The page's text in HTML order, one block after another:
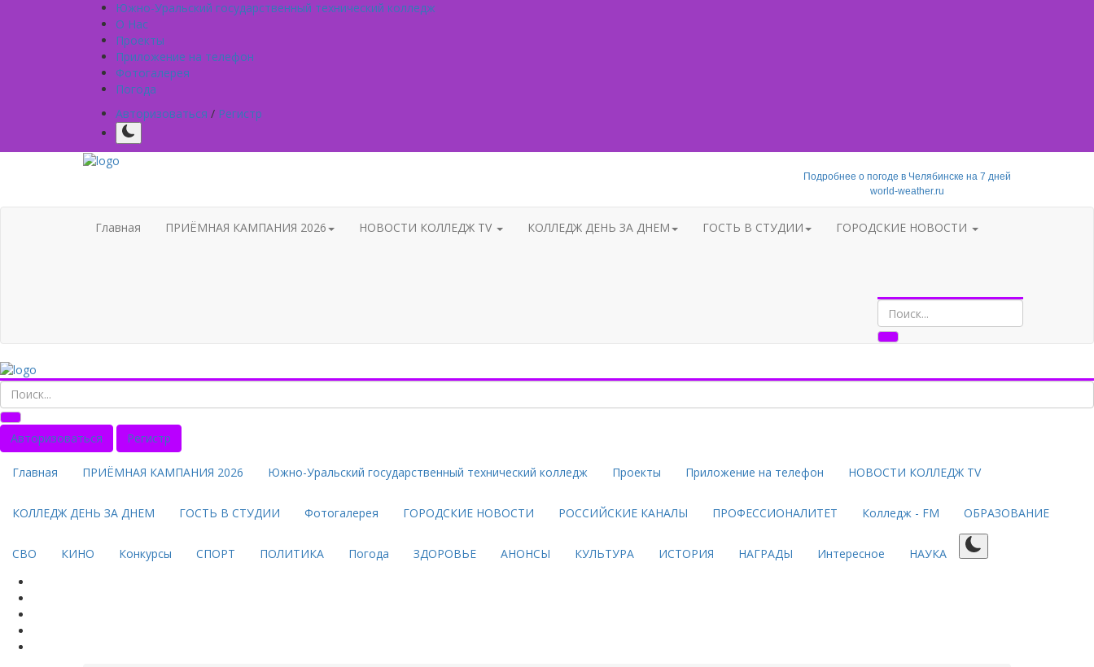
Южно-Уральский государственный технический колледж
О Нас
Проекты
Приложение на телефон
Фотогалерея
Погода
Авторизоваться / Регистр
Подробнее о погоде в Челябинске на 7 дней
world-weather.ru
Главная ПРИЁМНАЯ КАМПАНИЯ 2026 НОВОСТИ КОЛЛЕДЖ TV КОЛЛЕДЖ ДЕНЬ ЗА ДНЕМ ГОСТЬ В СТУДИИ ГОРОДСКИЕ НОВОСТИ
Авторизоваться Регистр
Главная ПРИЁМНАЯ КАМПАНИЯ 2026 Южно-Уральский государственный технический колледж Проекты Приложение на телефон НОВОСТИ КОЛЛЕДЖ TV
КОЛЛЕДЖ ДЕНЬ ЗА ДНЕМ ГОСТЬ В СТУДИИ Фотогалерея ГОРОДСКИЕ НОВОСТИ РОССИЙСКИЕ КАНАЛЫ ПРОФЕССИОНАЛИТЕТ Колледж - FM ОБРАЗОВАНИЕ
СВО КИНО Конкурсы СПОРТ ПОЛИТИКА Погода ЗДОРОВЬЕ АНОНСЫ КУЛЬТУРА ИСТОРИЯ НАГРАДЫ Интересное НАУКА